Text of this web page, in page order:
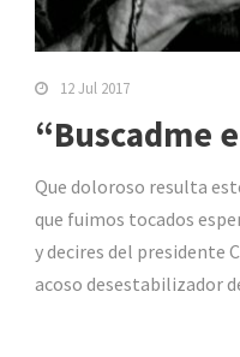
12 Jul 2017
“Buscadme
Que doloroso resulta
que fuimos tocados
y decires del presidente
acoso desestabilizador